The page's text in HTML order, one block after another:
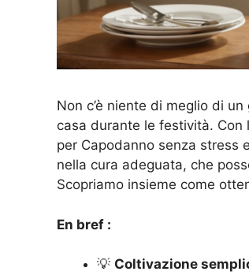
Non c’è niente di meglio di
casa durante le festività.
per Capodanno senza stress
nella cura adeguata, che
Scopriamo insieme come
En bref :
💡 Coltivazione